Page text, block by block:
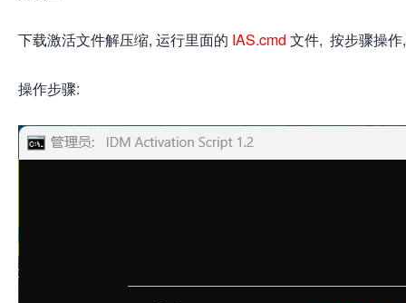
下载激活文件解压缩, 运行里面的 IAS.cmd 文件, 按步骤操
操作步骤: